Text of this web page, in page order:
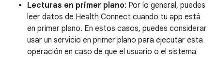
Lecturas en primer plano: Por lo general, puedes
leer datos de Health Connect cuando tu app está
en primer plano. En estos casos, puedes considerar
usar un servicio en primer plano para ejecutar esta
operación en caso de que el usuario o el sistema